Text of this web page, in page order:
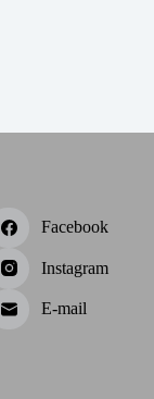
Facebook
Instagram
E-mail